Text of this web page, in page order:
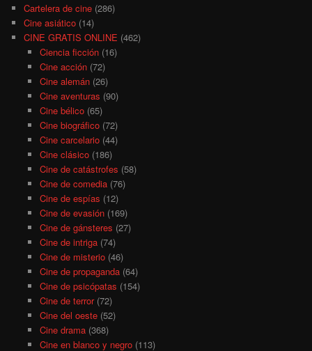
Cartelera de cine (286)
Cine asiático (14)
CINE GRATIS ONLINE (462)
Ciencia ficción(16)
Cine acción(72)
Cine alemán(26)
Cine aventuras (90)
Cine bélico(65)
Cine biográfico(72)
Cine carcelario(44)
Cine clásico(186)
Cine de catástrofes (58)
Cine de comedia(76)
Cine de espías (12)
Cine de evasión(169)
Cine de gánsteres (27)
Cine de intriga(74)
Cine de misterio(46)
Cine de propaganda(64)
Cine de psicópatas (154)
Cine de terror(72)
Cine del oeste(52)
Cine drama(368)
Cine en blanco y negro(113)